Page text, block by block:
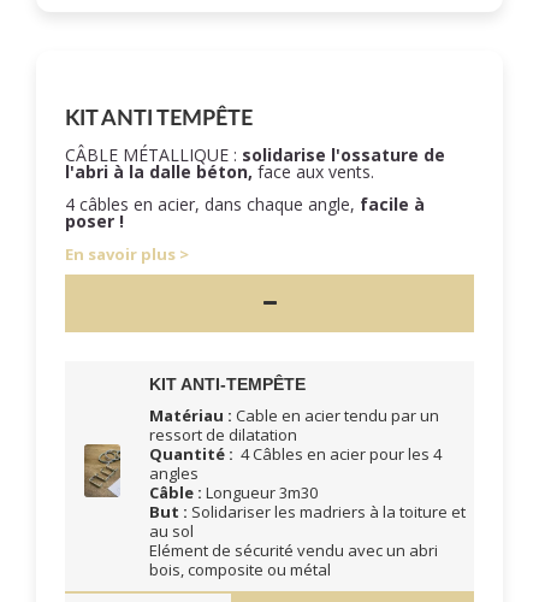
KIT ANTI TEMPÊTE
CÂBLE MÉTALLIQUE : solidarise l'ossature de
l'abri à la dalle béton, face aux vents.
4 câbles en acier, dans chaque angle, facile à
poser !
En savoir plus
KIT ANTI-TEMPÊTE
Matériau : Cable en acier tendu par un
ressort de dilatation
Quantité : 4 Câbles en acier pour les 4
angles
Câble : Longueur 3m30
But : Solidariser les madriers à la toiture et
au sol
Elément de sécurité vendu avec un abri
bois, composite ou métal